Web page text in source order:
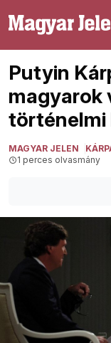
Putyin
magyarok
történelmi
MAGYAR JELEN
1 perces olvasmány